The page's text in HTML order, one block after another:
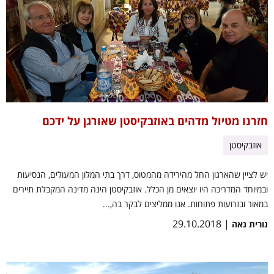
חזרנו מטיול מדהים באוזבקיסטן שאורגן על ידכם
אוזבקיסטן
יש לציין שהארגון החל מהירידה מהמטוס, דרך בתי המלון המעולים, הנסיעות
ובמיוחד המדריכה היו יוצאים מן הכלל. אוזבקיסטן הינה מדינה המקבלת תיירים
במאור ובזרועות פתוחות. אנו ממליצים לבקר בה,...
נורית נאה | 29.10.2018